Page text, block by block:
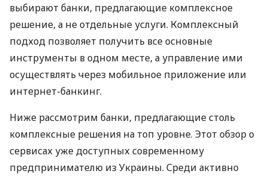
выбирают банки, предлагающие комплексное
решение, а не отдельные услуги. Комплексный
подход позволяет получить все основные
инструменты в одном месте, а управление ими
осуществлять через мобильное приложение или
интернет-банкинг.
Ниже рассмотрим банки, предлагающие столь
комплексные решения на топ уровне. Этот обзор о
сервисах уже доступных современному
предпринимателю из Украины. Среди активно